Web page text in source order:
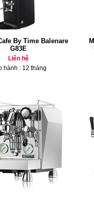
By Time Balenare
G83E
Liên hệ
hành : 12 tháng